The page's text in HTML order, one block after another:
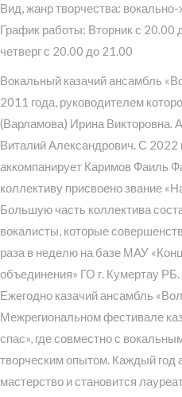
Вид, жанр творчества:
График работы: Вторник с 20.00
четверг с 20.00 до 21.00
Вокальный казачий ансамбль
2011 года, руководителем
(Варламова) Ирина Викторовна.
Виталий Александрович. С 2022
аккомпанирует Каримов Фаиль
коллективу присвоено звание
Большую часть коллектива
вокалисты, которые
раза в неделю на базе МАУ
объединения» ГО г. Кумертау РБ.
Ежегодно казачий ансамбль
Межрегиональном фестивале
спас», где совместно с
творческим опытом. Каждый год
мастерство и становится